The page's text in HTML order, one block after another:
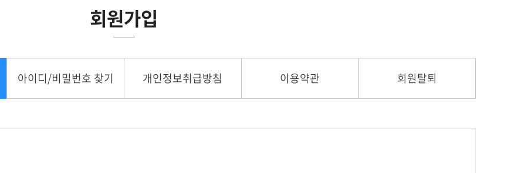
회원가입
아이디/비밀번호 찾기 개인정보취급방침 이용약관 회원탈퇴